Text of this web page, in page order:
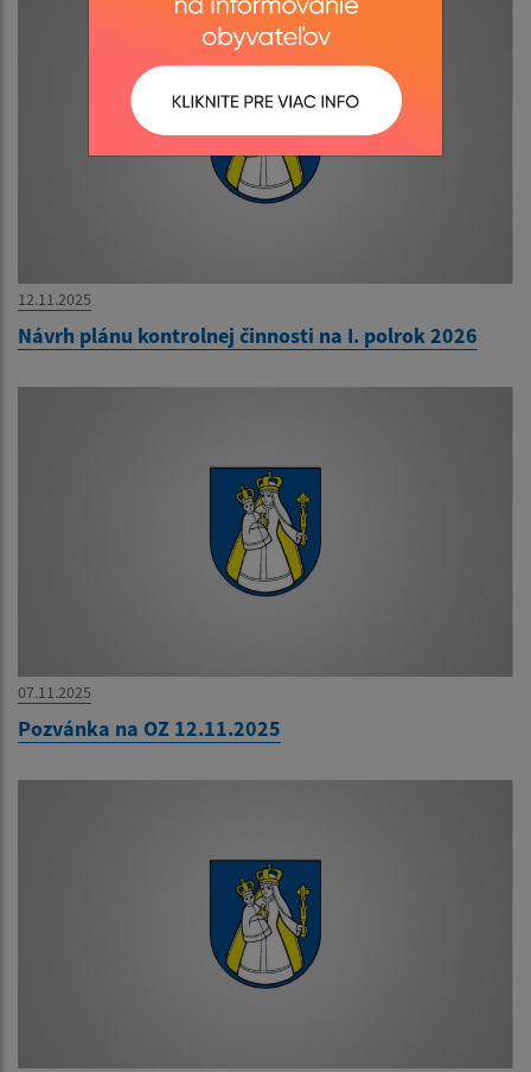
12.11.2025
Návrh plánu kontrolnej činnosti na I. polrok 2026
07.11.2025
Pozvánka na OZ 12.11.2025